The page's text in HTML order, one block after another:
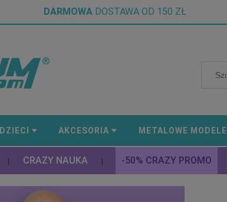
DZIECI AKCESORIA METALOWE MODELE
| CRAZY NAUKA | -50% CRAZY PROMO
DARMOWA DOSTAWA OD 150 ZŁ